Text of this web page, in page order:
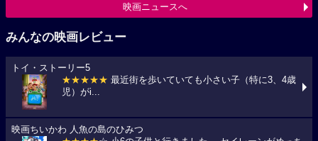
映画ニュースへ
みんなの映画レビュー
トイ・ストーリー5
★★★★★ 最近街を歩いていても小さい子（特に3、4歳
児）がi...
映画ちいかわ 人魚の島のひみつ